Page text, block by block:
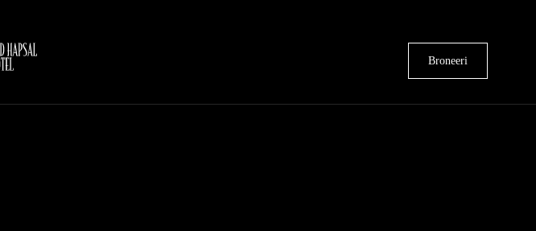
Broneeri